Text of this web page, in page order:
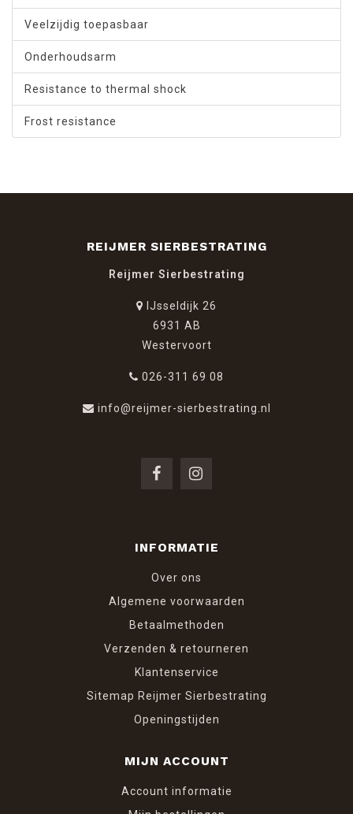
Veelzijdig toepasbaar
Onderhoudsarm
Resistance to thermal shock
Frost resistance
REIJMER SIERBESTRATING
Reijmer Sierbestrating
IJsseldijk 26
6931 AB
Westervoort
026-311 69 08
info@reijmer-sierbestrating.nl
INFORMATIE
Over ons
Algemene voorwaarden
Betaalmethoden
Verzenden & retourneren
Klantenservice
Sitemap Reijmer Sierbestrating
Openingstijden
MIJN ACCOUNT
Account informatie